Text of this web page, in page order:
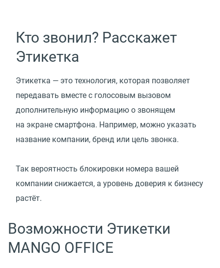
Кто звонил? Расскажет
Этикетка
Этикетка — это технология, которая позволяет
передавать вместе с голосовым вызовом
дополнительную информацию о звонящем
на экране смартфона. Например, можно указать
название компании, бренд или цель звонка.
Так вероятность блокировки номера вашей
компании снижается, а уровень доверия к бизнесу
растёт.
Возможности Этикетки
MANGO OFFICE